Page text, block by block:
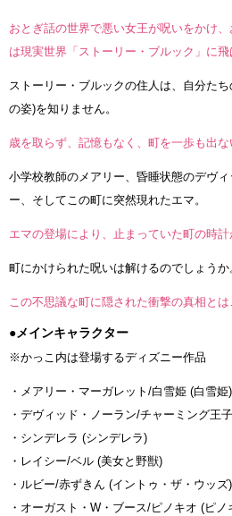
おとぎ話の世界で悪い女王が呪いをかけ
は現実世界「ストーリー・ブルック」に飛
ストーリー・ブルックの住人は、自分た
の姿)を知りません。
歳を取らず、記憶もなく、町を一歩も出な
小学校教師のメアリー、昏睡状態のデヴ
ー、そしてこの町に突然現れたエマ。
エマの登場により、止まっていた町の時計
町にかけられた呪いは解けるのでしょうか
この不思議な町に隠された衝撃の真相と
●メインキャラクター
※かっこ内は登場するディズニー作品
・メアリー・マーガレット/白雪姫 (白雪姫)
・デヴィッド・ノーラン/チャーミング王
・シンデレラ (シンデレラ)
・レイシー/ベル (美女と野獣)
・ルビー/赤ずきん (イントゥ・ザ・ウッズ)
・オーガスト・W・ブース/ピノキオ (ピノ